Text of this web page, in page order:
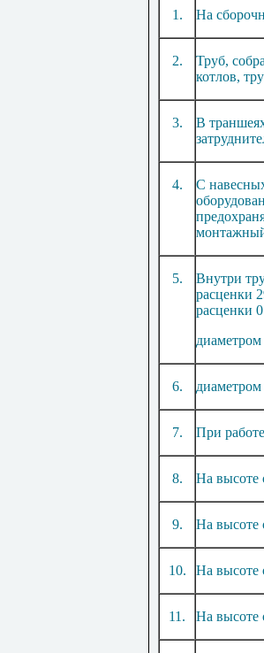
1 . На
2. Труб,
котлов,
3. В транше
4.
С
5. Внутри
расценки
расценки
диаметром
6. диаметром
7. При
8. На высоте
9. На высоте
10. На высоте
11 . На высоте